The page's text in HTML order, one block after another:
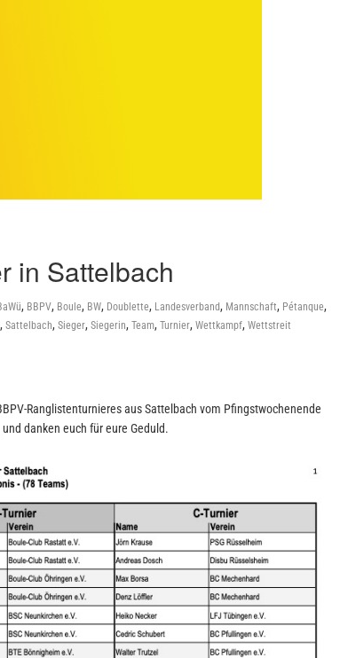
in Sattelbach
, BBPV, Boule, BW, Doublette, Landesverband, Mannschaft, Pétanque,
, Sattelbach, Sieger, Siegerin, Team, Turnier, Wettkampf, Wettstreit
Ranglistenturnieres aus Sattelbach vom Pfingstwochenende
danken euch für eure Geduld.